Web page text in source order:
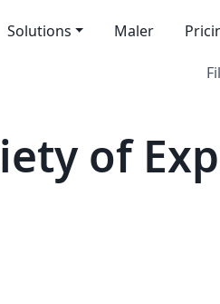
Solutions Maler
of